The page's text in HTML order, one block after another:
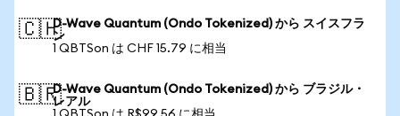
🇨🇭D-Wave Quantum (Ondo Tokenized) から スイスフラ
ン
1 QBTSon は CHF 15.79 に相当
🇧🇷D-Wave Quantum (Ondo Tokenized) から ブラジル・
レアル